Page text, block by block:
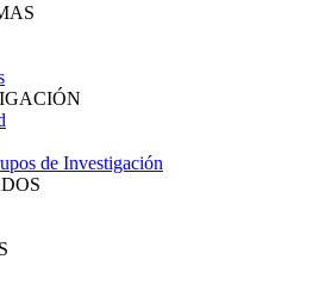
de Investigación